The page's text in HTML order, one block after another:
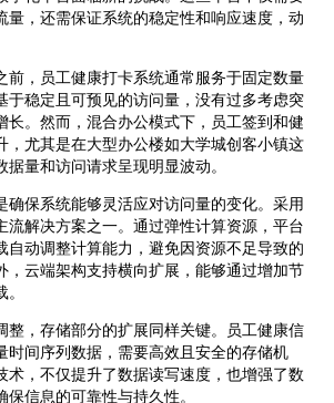
量，还需保证系统的稳定性和响应速度，动
前，员工健康打卡系统通常服务于固定数量
于稳定且可预见的访问量，没有过多考虑突
长。然而，混合办公模式下，员工签到和健
，尤其是在大型办公楼如大学城创客小镇这
量和访问请求呈现明显波动。
确保系统能够灵活应对访问量的变化。采用
流解决方案之一。通过弹性计算资源，平台
自动调整计算能力，避免因资源不足导致的
，云端架构支持横向扩展，能够通过增加节
整，存储部分的扩展同样关键。员工健康信
时间序列数据，需要高效且安全的存储机
术，不仅提升了数据读写速度，也增强了数
信息的可靠性与持久性。